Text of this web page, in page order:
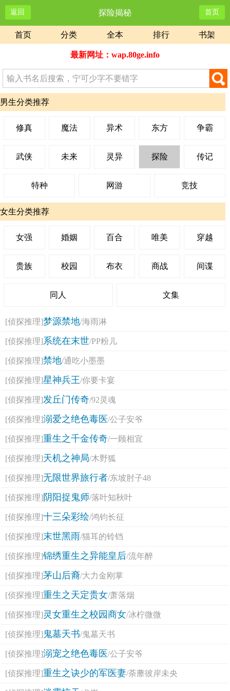
返回 探险揭秘 首页
首页 分类 全本 排行 书架
最新网址：wap.80ge.info
男生分类推荐
修真 魔法 异术 东方 争霸
武侠 未来 灵异 探险 传记
特种 网游 竞技
女生分类推荐
女强 婚姻 百合 唯美 穿越
贵族 校园 布衣 商战 间谍
同人 文集
[侦探推理]梦源禁地/海雨淋
[侦探推理]系统在末世/PP粉儿
[侦探推理]禁地/通吃小墨墨
[侦探推理]星神兵王/你要卡宴
[侦探推理]发丘门传奇/92灵魂
[侦探推理]溺爱之绝色毒医/公子安爷
[侦探推理]重生之千金传奇/一顾相宜
[侦探推理]天机之神局/木野狐
[侦探推理]无限世界旅行者/东坡肘子48
[侦探推理] 阴阳捉鬼师/落叶知秋叶
[侦探推理]十三朵彩绘/鸿钧长征
[侦探推理]末世黑雨/猫耳的铃铛
[侦探推理]锦绣重生之异能皇后/流年醉
[侦探推理]茅山后裔/大力金刚掌
[侦探推理]重生之天定贵女/萧落烟
[侦探推理]灵女重生之校园商女/冰柠微微
[侦探推理] 鬼墓天书/鬼墓天书
[侦探推理]溺宠之绝色毒医/公子安爷
[侦探推理]重生之诀少的军医妻/荼蘼彼岸未央